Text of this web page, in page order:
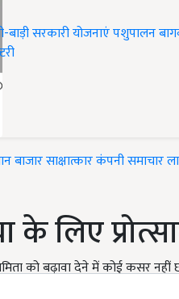
बाड़ीसरकारी योजनाएंपशुपालन
बाजारसाक्षात्कारकंपनी समाचार
के लिए
को बढ़ावा देने में कोई कसर